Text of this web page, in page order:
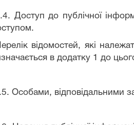
Доступ до публічної
відомостей, які
в додатку 1 до
Особами, відповідальними